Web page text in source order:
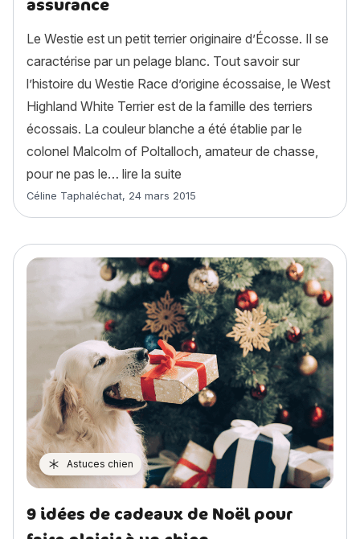
assurance
Le Westie est un petit terrier originaire d’Écosse. Il se
caractérise par un pelage blanc. Tout savoir sur
l’histoire du Westie Race d’origine écossaise, le West
Highland White Terrier est de la famille des terriers
écossais. La couleur blanche a été établie par le
colonel Malcolm of Poltalloch, amateur de chasse,
pour ne pas le… lire la suite
Article rédigé par
Céline Taphaléchat, 24 mars 2015
Astuces chien
9 idées de cadeaux de Noël pour